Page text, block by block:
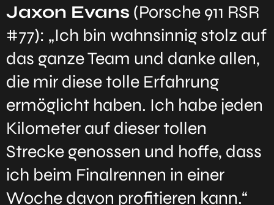
Jaxon Evans (Porsche 911 RSR
#77): „Ich bin wahnsinnig stolz auf
das ganze Team und danke allen,
die mir diese tolle Erfahrung
ermöglicht haben. Ich habe jeden
Kilometer auf dieser tollen
Strecke genossen und hoffe, dass
ich beim Finalrennen in einer
Woche davon profitieren kann.“